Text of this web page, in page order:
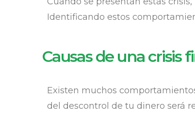
Identificando estos
Causas de una crisis
Existen muchos
del descontrol de tu dinero será